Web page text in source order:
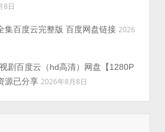
8日
集百度云完整版 百度网盘链接 2026
视剧百度云（hd高清）网盘【1280P
源已分享 2026年8月8日